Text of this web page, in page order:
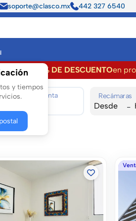
soporte@clasco.mx 442 327 6540
y tiempos
Hasta 50% DE DESCUENTOen
y Renta de
Operación Venta Recámaras
-